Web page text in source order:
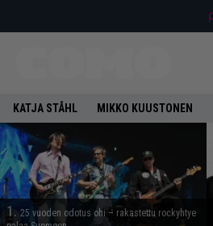
KATJA STÅHL MIKKO KUUSTONEN
1. 25 vuoden odotus ohi – rakastettu rockyhtye